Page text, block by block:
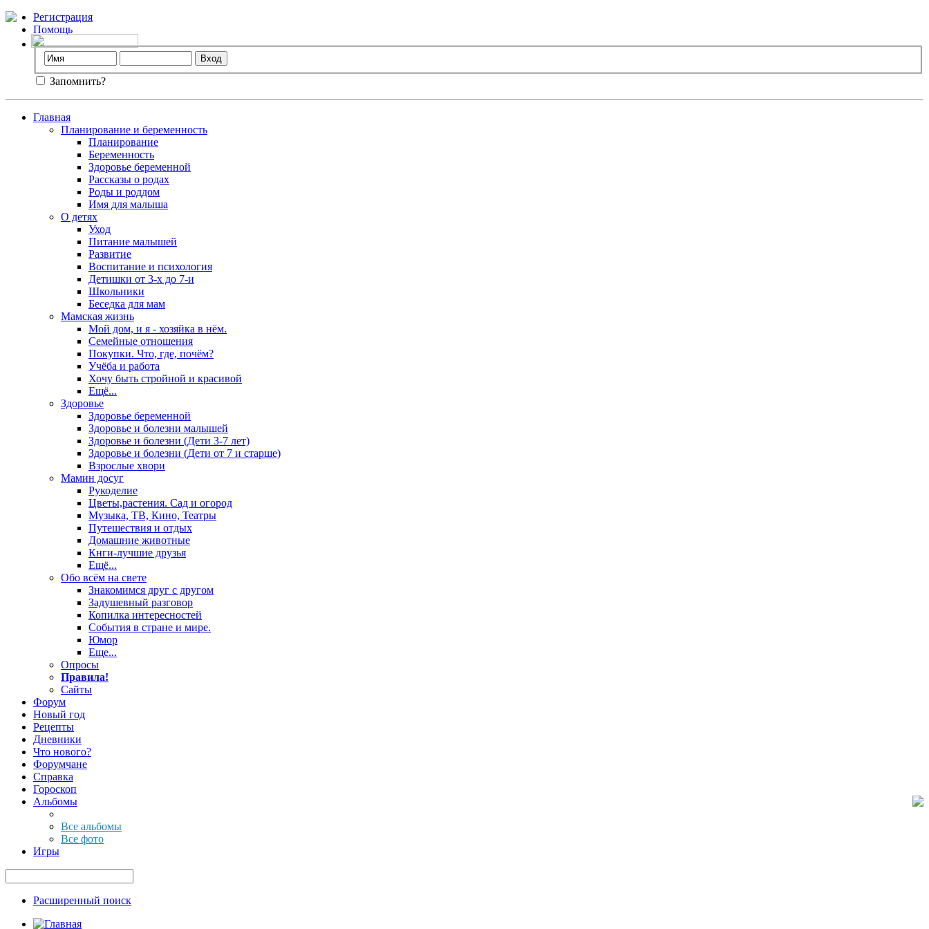
Регистрация
Помощь
Запомнить?
Главная
Планирование и беременность
Планирование
Беременность
Здоровье беременной
Рассказы о родах
Роды и роддом
Имя для малыша
О детях
Уход
Питание малышей
Развитие
Воспитание и психология
Детишки от 3-х до 7-и
Школьники
Беседка для мам
Мамская жизнь
Мой дом, и я - хозяйка в нём.
Семейные отношения
Покупки. Что, где, почём?
Учёба и работа
Хочу быть стройной и красивой
Ещё...
Здоровье
Здоровье беременной
Здоровье и болезни малышей
Здоровье и болезни (Дети 3-7 лет)
Здоровье и болезни (Дети от 7 и старше)
Взрослые хвори
Мамин досуг
Рукоделие
Цветы,растения. Сад и огород
Музыка, ТВ, Кино, Театры
Путешествия и отдых
Домашние животные
Кнги-лучшие друзья
Ещё...
Обо всём на свете
Знакомимся друг с другом
Задушевный разговор
Копилка интересностей
События в стране и мире.
Юмор
Еще...
Опросы
Правила!
Сайты
Форум
Новый год
Рецепты
Дневники
Что нового?
Форумчане
Справка
Гороскоп
Альбомы
Все альбомы
Все фото
Игры
Расширенный поиск